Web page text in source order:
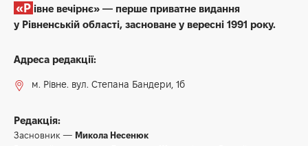
вирощувати бройлерів
admin 1 Травня 2026, 08:00
3 хв. читання